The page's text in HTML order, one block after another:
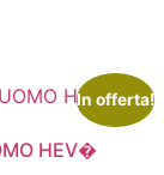
In offerta!
HEV�